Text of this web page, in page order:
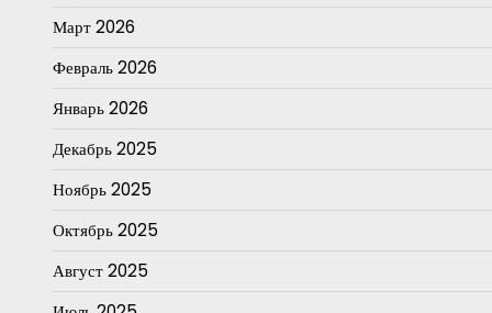
Март 2026
Февраль 2026
Январь 2026
Декабрь 2025
Ноябрь 2025
Октябрь 2025
Август 2025